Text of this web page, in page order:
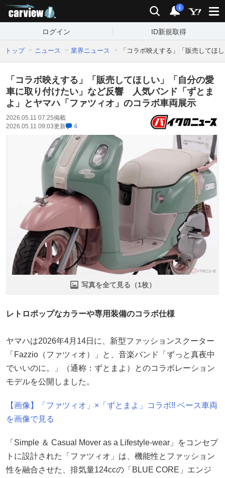
検索 通知
i
ログイン ID新規取得
トップ ニュース 業界ニュース 「コラボ映えする」「販売して
「コラボ映えする」「販売してほしい」「自分の愛
車に取り付けたい」など反響 人気バンド「ずとま
よ」とヤマハ「ファツィオ」のコラボ車両展示
2026.05.11 07:25掲載
2026.05.11 09:03更新 4
写真を全て見る（1枚）
レトロポップなカラーや専用装備のコラボ仕様
ヤマハは2026年4月14日に、新型ファッションスクーター
「Fazzio（ファツィオ）」と、音楽バンド「ずっと真夜中
でいいのに。」（通称：ずとまよ）とのコラボレーション
モデルを公開しました。
【画像】「ファツィオ」×「ずとまよ」コラボ!! ベース車両
を画像で見る
「Simple ＆ Casual Mover as a Lifestyle-wear」をコンセプ
トに設計された「ファツィオ」は、機能性とファッション
性を融合させた、排気量124ccの「BLUE CORE」エンジ